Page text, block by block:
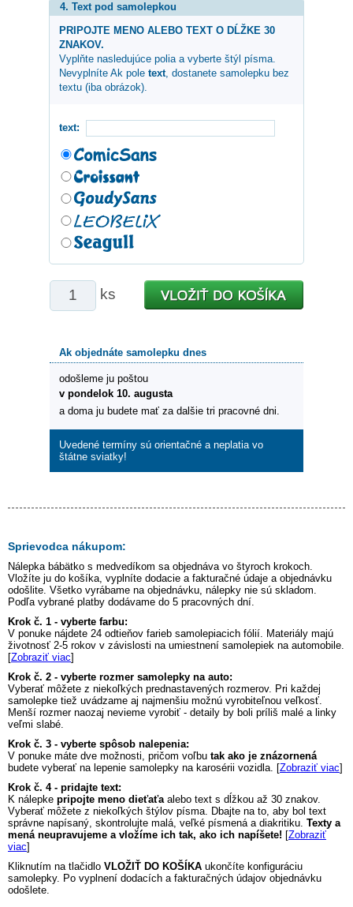
4. Text pod samolepkou
PRIPOJTE MENO ALEBO TEXT O DĹŽKE 30
ZNAKOV.
Vyplňte nasledujúce polia a vyberte štýl písma.
Nevyplníte Ak pole text, dostanete samolepku bez
textu (iba obrázok).
text:
ks
Ak objednáte samolepku dnes
odošleme ju poštou
v pondelok 10. augusta
a doma ju budete mať za dalšie tri pracovné dni.
Uvedené termíny sú orientačné a neplatia vo
štátne sviatky!
Sprievodca nákupom:
Nálepka bábätko s medvedíkom sa objednáva vo štyroch krokoch.
Vložíte ju do košíka, vyplníte dodacie a fakturačné údaje a objednávku
odošlite. Všetko vyrábame na objednávku, nálepky nie sú skladom.
Podľa vybrané platby dodávame do 5 pracovných dní.
Krok č. 1 - vyberte farbu:
V ponuke nájdete 24 odtieňov farieb samolepiacich fólií. Materiály majú
životnosť 2-5 rokov v závislosti na umiestnení samolepiek na automobile.
[Zobraziť viac]
Krok č. 2 - vyberte rozmer samolepky na auto:
Vyberať môžete z niekoľkých prednastavených rozmerov. Pri každej
samolepke tiež uvádzame aj najmenšiu možnú vyrobiteľnou veľkosť.
Menší rozmer naozaj nevieme vyrobiť - detaily by boli príliš malé a linky
veľmi slabé.
Krok č. 3 - vyberte spôsob nalepenia:
V ponuke máte dve možnosti, pričom voľbu tak ako je znázornená
budete vyberať na lepenie samolepky na karosérii vozidla. [Zobraziť viac]
Krok č. 4 - pridajte text:
K nálepke pripojte meno dieťaťaalebo text s dĺžkou až 30 znakov.
Vyberať môžete z niekoľkých štýlov písma. Dbajte na to, aby bol text
správne napísaný, skontrolujte malá, veľké písmená a diakritiku. Texty a
mená neupravujeme a vložíme ich tak, ako ich napíšete! [Zobraziť
viac]
Kliknutím na tlačidlo VLOŽIŤ DO KOŠÍKA ukončíte konfiguráciu
samolepky. Po vyplnení dodacích a fakturačných údajov objednávku
odošlete.